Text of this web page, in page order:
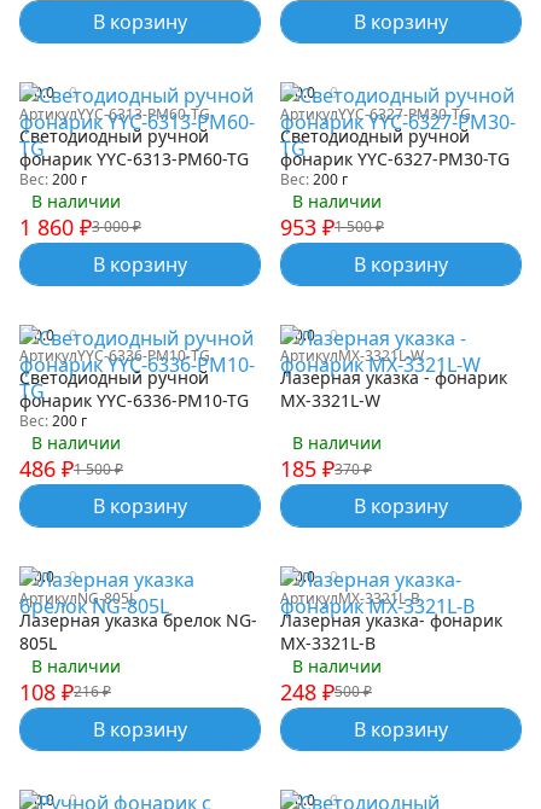
В корзину В корзину
0.0
0
АртикулYYC-6313-PM60-TG
Светодиодный ручной
фонарик YYC-6313-PM60-TG
Вес:200 г
В наличии
3 000₽
1 860 ₽
В корзину
0.0
0
АртикулYYC-6327-PM30-TG
Светодиодный ручной
фонарик YYC-6327-PM30-TG
Вес:200 г
В наличии
1 500₽
953 ₽
В корзину
0.0
0
АртикулYYC-6336-PM10-TG
Светодиодный ручной
фонарик YYC-6336-PM10-TG
Вес:200 г
В наличии
1 500₽
486 ₽
В корзину
0.0
0
АртикулMX-3321L-W
Лазерная указка - фонарик
MX-3321L-W
В наличии
370₽
185 ₽
В корзину
0.0
0
АртикулNG-805L
Лазерная указка брелок NG-
805L
В наличии
216₽
108 ₽
В корзину
0.0
0
АртикулMX-3321L-В
Лазерная указка- фонарик
MX-3321L-В
В наличии
500₽
248 ₽
В корзину
0.0
0
0.0
0